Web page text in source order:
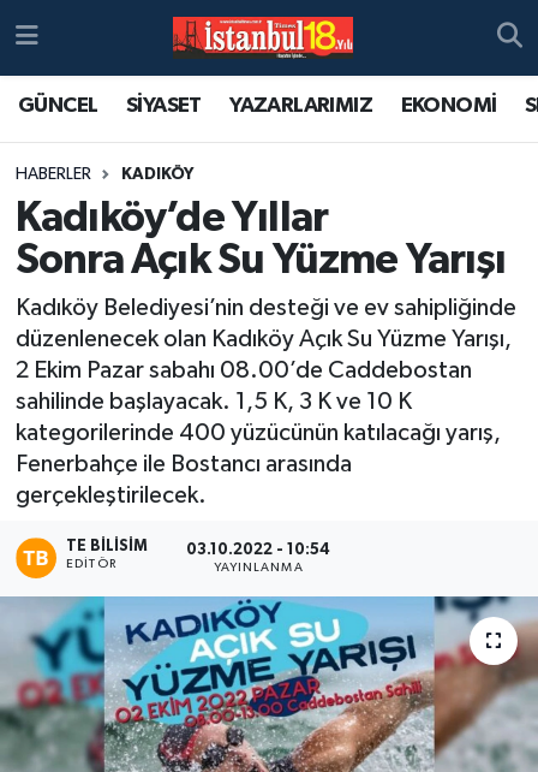
GÜNCEL SİYASET YAZARLARIMIZ EKONOMİ
HABERLER KADIKÖY
Kadıköy’de Yıllar
Sonra Açık Su Yüzme Yarışı
Kadıköy Belediyesi’nin desteği ve ev sahipliğinde
düzenlenecek olan Kadıköy Açık Su Yüzme Yarışı,
2 Ekim Pazar sabahı 08.00’de Caddebostan
sahilinde başlayacak. 1,5 K, 3 K ve 10 K
kategorilerinde 400 yüzücünün katılacağı yarış,
Fenerbahçe ile Bostancı arasında
gerçekleştirilecek.
TE BILISIM
EDITÖR
03.10.2022 - 10:54
YAYINLANMA